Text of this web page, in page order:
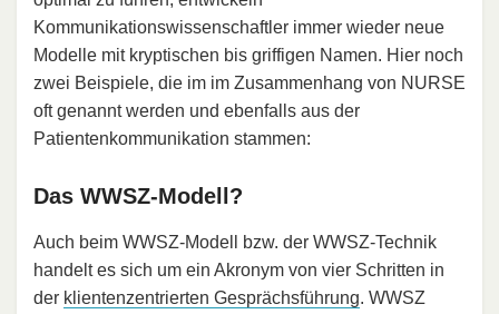
Kommunikationswissenschaftler immer wieder neue
Modelle mit kryptischen bis griffigen Namen. Hier noch
zwei Beispiele, die im im Zusammenhang von NURSE
oft genannt werden und ebenfalls aus der
Patientenkommunikation stammen:
Das WWSZ-Modell?
Auch beim WWSZ-Modell bzw. der WWSZ-Technik
handelt es sich um ein Akronym von vier Schritten in
der klientenzentrierten Gesprächsführung. WWSZ